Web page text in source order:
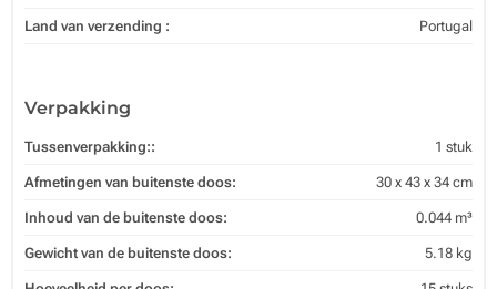
Land van verzending : Portugal
Verpakking
Tussenverpakking:: 1 stuk
Afmetingen van buitenste doos: 30 x 43 x 34 cm
Inhoud van de buitenste doos: 0.044 m³
Gewicht van de buitenste doos: 5.18 kg